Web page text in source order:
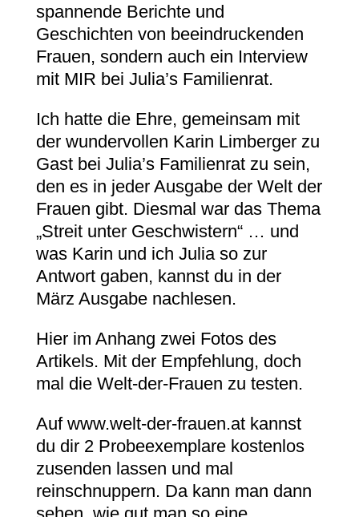
spannende Berichte und
Geschichten von beeindruckenden
Frauen, sondern auch ein Interview
mit MIR bei Julia’s Familienrat.
Ich hatte die Ehre, gemeinsam mit
der wundervollen Karin Limberger zu
Gast bei Julia’s Familienrat zu sein,
den es in jeder Ausgabe der Welt der
Frauen gibt. Diesmal war das Thema
„Streit unter Geschwistern“ … und
was Karin und ich Julia so zur
Antwort gaben, kannst du in der
März Ausgabe nachlesen.
Hier im Anhang zwei Fotos des
Artikels. Mit der Empfehlung, doch
mal die Welt-der-Frauen zu testen.
Auf www.welt-der-frauen.at kannst
du dir 2 Probeexemplare kostenlos
zusenden lassen und mal
reinschnuppern. Da kann man dann